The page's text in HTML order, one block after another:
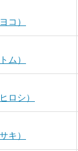
コ）
ム）
ロシ）
キ）